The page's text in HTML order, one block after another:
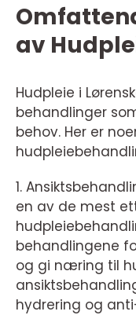
av
Hudpleie i
behandlinger
behov. Her er
1.
en av de mest
behandlingene
og gi næring til
hydrering og